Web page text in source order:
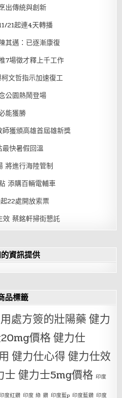
出傳統與創新
21起連4天轉播
其邁：已逐漸康復
7場徵才釋上千工作
文哲指示加速復工
公園熱鬧登場
能獲勝
獲頒高雄首屆雄新獎
快暑假回溫
將進行海陸管制
添購百輛電輔車
22處開放索票
效 蔡銘軒掃街懇託
資訊提供
品標籤
處方簽的壯陽藥健力
價格健力仕
健力仕心得健力仕效
士健力士5mg價格 印度
度紅鑽 印度 綠 鑽 印度藍p 印度藍鑽 印度